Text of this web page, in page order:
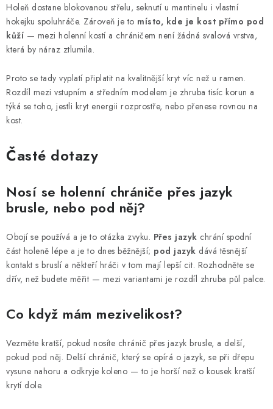
Holeň dostane blokovanou střelu, seknutí u mantinelu i vlastní
hokejku spoluhráče. Zároveň je to místo, kde je kost přímo pod
kůží — mezi holenní kostí a chráničem není žádná svalová vrstva,
která by náraz ztlumila.
Proto se tady vyplatí připlatit na kvalitnější kryt víc než u ramen.
Rozdíl mezi vstupním a středním modelem je zhruba tisíc korun a
týká se toho, jestli kryt energii rozprostře, nebo přenese rovnou na
kost.
Časté dotazy
Nosí se holenní chrániče přes jazyk
brusle, nebo pod něj?
Obojí se používá a je to otázka zvyku. Přes jazyk chrání spodní
část holeně lépe a je to dnes běžnější; pod jazyk dává těsnější
kontakt s bruslí a někteří hráči v tom mají lepší cit. Rozhodněte se
dřív, než budete měřit — mezi variantami je rozdíl zhruba půl palce.
Co když mám mezivelikost?
Vezměte kratší, pokud nosíte chránič přes jazyk brusle, a delší,
pokud pod něj. Delší chránič, který se opírá o jazyk, se při dřepu
vysune nahoru a odkryje koleno — to je horší než o kousek kratší
krytí dole.